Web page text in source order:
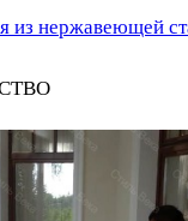
из нержавеющей